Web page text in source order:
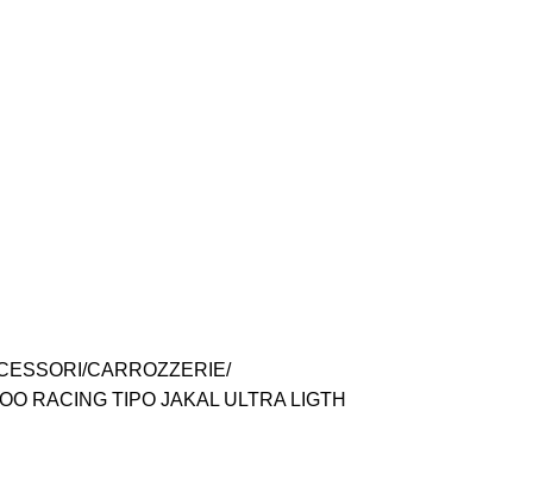
CARROZZERIE
RACING TIPO JAKAL ULTRA LIGTH